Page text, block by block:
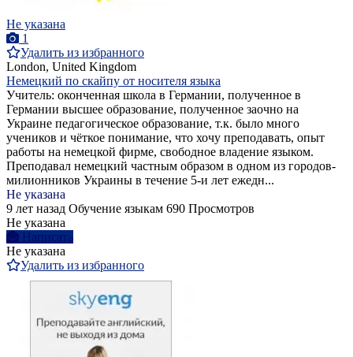
Не указана
1
Удалить из избранного
London, United Kingdom
Немецкий по скайпу от носителя языка
Учитель: оконченная школа в Германии, полученное в
Германии высшее образование, полученное заочно на
Украине педагогическое образование, т.к. было много
учеников и чёткое понимание, что хочу преподавать, опыт
работы на немецкой фирме, свободное владение языком.
Преподавал немецкий частным образом в одном из городов-
милионников Украины в течение 5-и лет ежедн...
Не указана
9 лет назад Обучение языкам 690 Просмотров
Не указана
Написать
Не указана
Удалить из избранного